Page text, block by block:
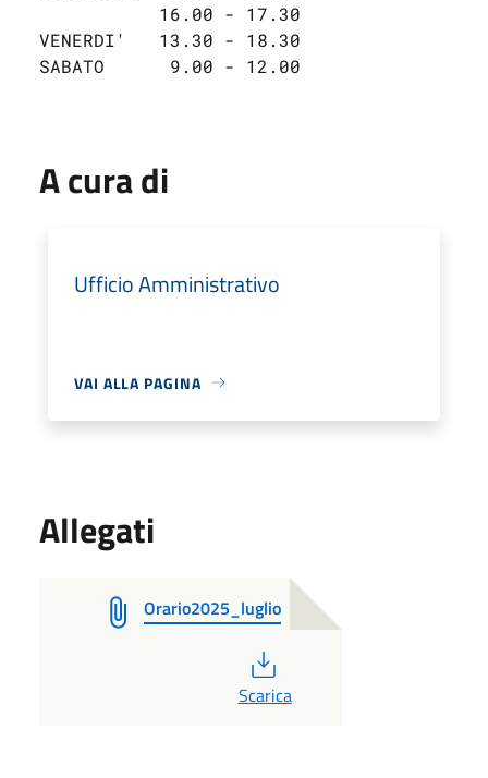
           16.00 - 17.30
VENERDI'   13.30 - 18.30
SABATO      9.00 - 12.00
A cura di
Ufficio Amministrativo
VAI ALLA PAGINA
Allegati
Orario2025_luglio
Scarica